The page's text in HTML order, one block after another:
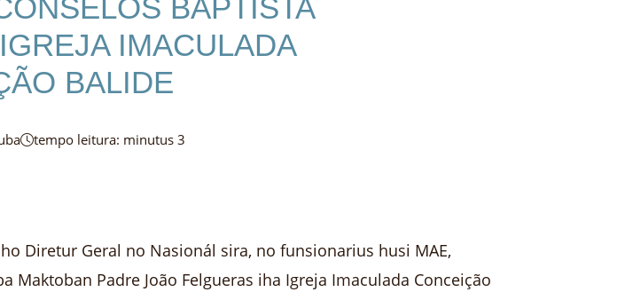
BAPTISTA
IMACULADA
BALIDE
tempo leitura: minutus 3
Diretur Geral no Nasionál sira, no funsionarius husi MAE,
Maktoban Padre João Felgueras iha Igreja Imaculada Conceição